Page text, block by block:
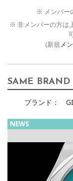
※ メンバー
※ 非メンバーの方は
(新規メ
SAME BRAND
ブランド：
NEWS